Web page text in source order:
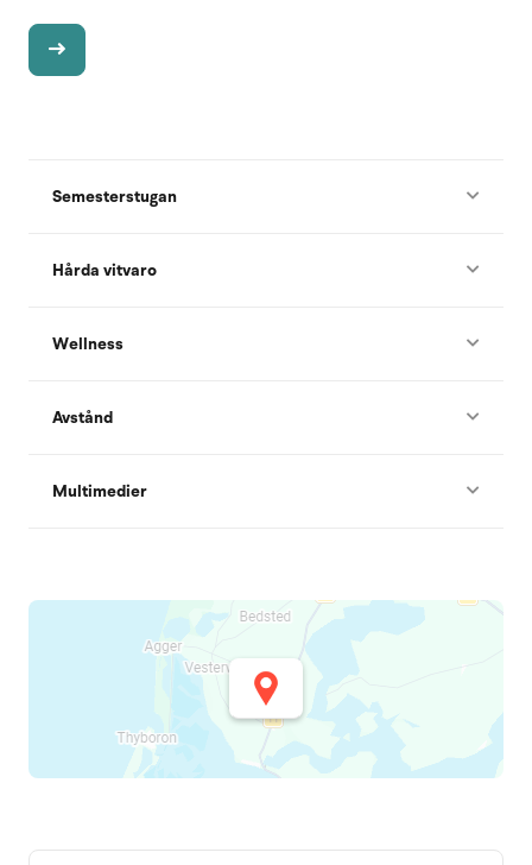
Semesterstugan
Hårda vitvaro
Wellness
Avstånd
Multimedier